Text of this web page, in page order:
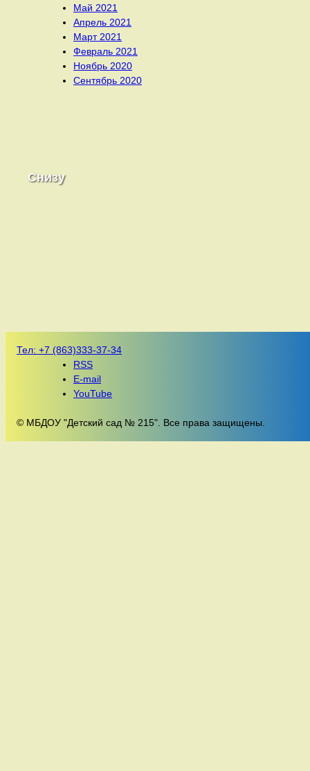
Май 2021
Апрель 2021
Март 2021
Февраль 2021
Ноябрь 2020
Сентябрь 2020
Снизу
Тел: +7 (863)333-37-34
RSS
E-mail
YouTube
© МБДОУ "Детский сад № 215". Все права защищены.